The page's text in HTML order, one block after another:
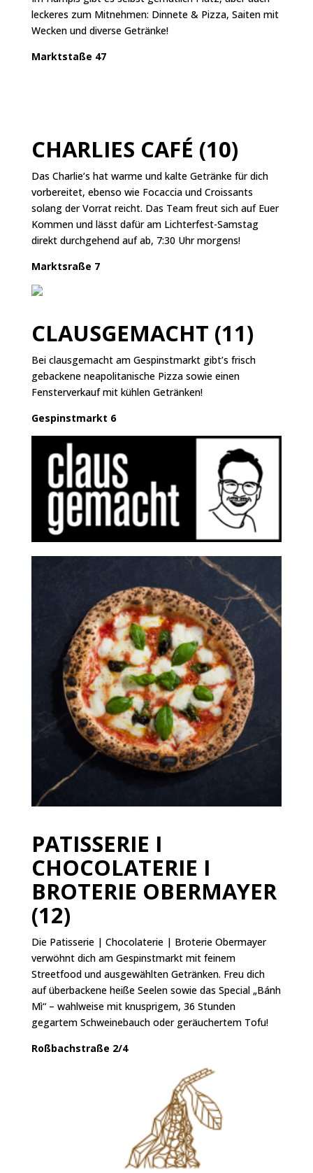
leckeres zum Mitnehmen: Dinnete & Pizza, Saiten mit
Wecken und diverse Getränke!
Marktstaße 47
CHARLIES CAFÉ (10)
Das Charlie’s hat warme und kalte Getränke für dich
vorbereitet, ebenso wie Focaccia und Croissants
solang der Vorrat reicht. Das Team freut sich auf Euer
Kommen und lässt dafür am Lichterfest-Samstag
direkt durchgehend auf ab, 7:30 Uhr morgens!
Marktsraße 7
CLAUSGEMACHT (11)
Bei clausgemacht am Gespinstmarkt gibt’s frisch
gebackene neapolitanische Pizza sowie einen
Fensterverkauf mit kühlen Getränken!
Gespinstmarkt 6
PATISSERIE I
CHOCOLATERIE I
BROTERIE OBERMAYER
(12)
Die Patisserie | Chocolaterie | Broterie Obermayer
verwöhnt dich am Gespinstmarkt mit feinem
Streetfood und ausgewählten Getränken. Freu dich
auf überbackene heiße Seelen sowie das Special „Bánh
Mì“ – wahlweise mit knusprigem, 36 Stunden
gegartem Schweinebauch oder geräuchertem Tofu!
Roßbachstraße 2/4